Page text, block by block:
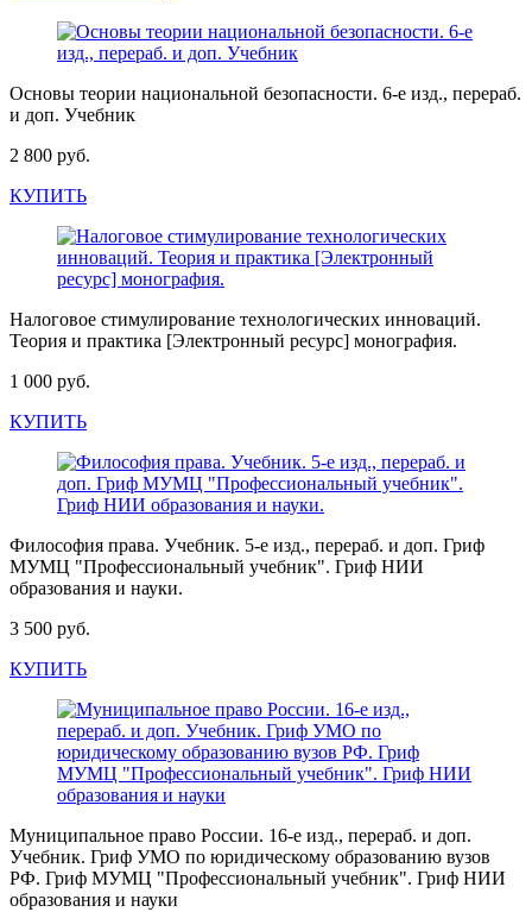
Основы теории национальной безопасности. 6-е изд., перераб.
и доп. Учебник
2 800 руб.
КУПИТЬ
Налоговое стимулирование технологических инноваций.
Теория и практика [Электронный ресурс] монография.
1 000 руб.
КУПИТЬ
Философия права. Учебник. 5-е изд., перераб. и доп. Гриф
МУМЦ "Профессиональный учебник". Гриф НИИ
образования и науки.
3 500 руб.
КУПИТЬ
Муниципальное право России. 16-е изд., перераб. и доп.
Учебник. Гриф УМО по юридическому образованию вузов
РФ. Гриф МУМЦ "Профессиональный учебник". Гриф НИИ
образования и науки